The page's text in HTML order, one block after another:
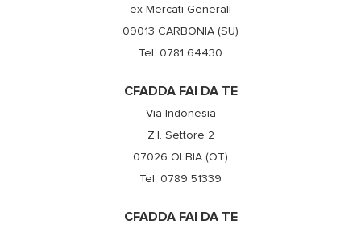
ex Mercati Generali
09013 CARBONIA (SU)
Tel. 0781 64430
CFADDA FAI DA TE
Via Indonesia
Z.I. Settore 2
07026 OLBIA (OT)
Tel. 0789 51339
CFADDA FAI DA TE